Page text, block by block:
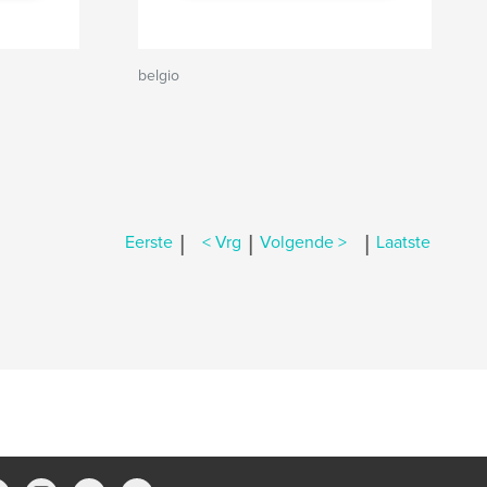
belgio
Eerste | < Vrg | Volgende > | Laatste